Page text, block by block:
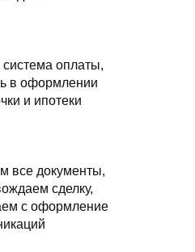
система оплаты,
в оформлении
и ипотеки
все документы,
сделку,
с оформление